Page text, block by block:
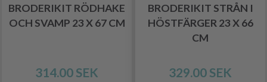
BRODERIKIT RÖDHAKE
OCH SVAMP 23 X 67 CM
314.00 SEK
BRODERIKIT STRÅN I
HÖSTFÄRGER 23 X 66
CM
329.00 SEK